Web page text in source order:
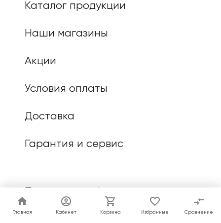
Главная Кабинет Корзина Избранные Сравнение
Главная Кабинет Корзина Избранные Сравнение
Каталог продукции
Наши магазины
Акции
Условия оплаты
Доставка
Гарантия и сервис